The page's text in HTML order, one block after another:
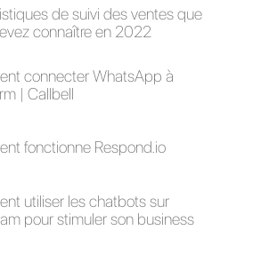
ce que la
Comment